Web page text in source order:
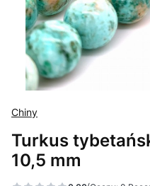
Chiny
Turkus
10,5 mm